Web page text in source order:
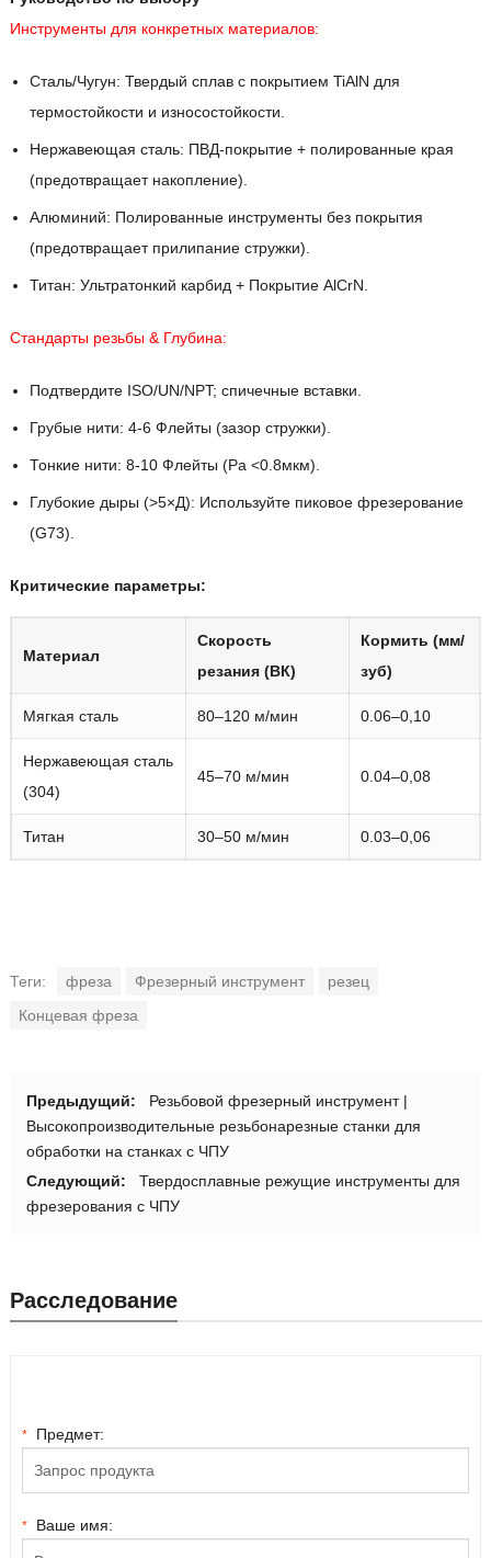
Инструменты для конкретных материалов:
Сталь/Чугун: Твердый сплав с покрытием TiAlN для
термостойкости и износостойкости.
Нержавеющая сталь: ПВД-покрытие + полированные края
(предотвращает накопление).
Алюминий: Полированные инструменты без покрытия
(предотвращает прилипание стружки).
Титан: Ультратонкий карбид + Покрытие AlCrN.
Стандарты резьбы & Глубина:
Подтвердите ISO/UN/NPT; спичечные вставки.
Грубые нити: 4-6 Флейты (зазор стружки).
Тонкие нити: 8-10 Флейты (Ра <0.8мкм).
Глубокие дыры (>5×Д): Используйте пиковое фрезерование
(G73).
Критические параметры:
Материал
Скорость
резания (ВК)
Кормить (мм/
зуб)
Мягкая сталь 80–120 м/мин 0.06–0,10
Нержавеющая сталь
(304)
45–70 м/мин 0.04–0,08
Титан 30–50 м/мин 0.03–0,06
Теги: фреза Фрезерный инструмент
резец
Концевая фреза
Предыдущий:
Резьбовой фрезерный инструмент |
Высокопроизводительные резьбонарезные станки для
обработки на станках с ЧПУ
Следующий:
Твердосплавные режущие инструменты для
фрезерования с ЧПУ
Расследование
* Предмет:
* Ваше имя: